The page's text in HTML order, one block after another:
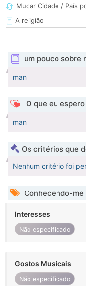
Mudar Cidade / País
A religião
um pouco sobre
man
O que eu
man
Os critérios que
Nenhum critério foi
Conhecendo-me
Interesses
Não especificado
Gostos Musicais
Não especificado